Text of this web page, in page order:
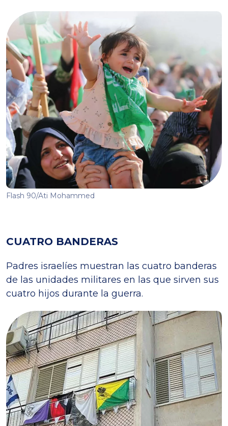
Flash 90/Ati Mohammed
CUATRO BANDERAS
Padres israelíes muestran las cuatro banderas
de las unidades militares en las que sirven sus
cuatro hijos durante la guerra.